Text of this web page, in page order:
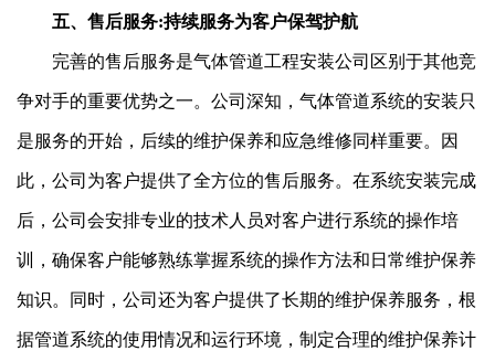
五、售后服务:持续服务为客户保驾护航
完善的售后服务是气体管道工程安装公司区别于其他竞
争对手的重要优势之一。公司深知，气体管道系统的安装只
是服务的开始，后续的维护保养和应急维修同样重要。因
此，公司为客户提供了全方位的售后服务。在系统安装完成
后，公司会安排专业的技术人员对客户进行系统的操作培
训，确保客户能够熟练掌握系统的操作方法和日常维护保养
知识。同时，公司还为客户提供了长期的维护保养服务，根
据管道系统的使用情况和运行环境，制定合理的维护保养计